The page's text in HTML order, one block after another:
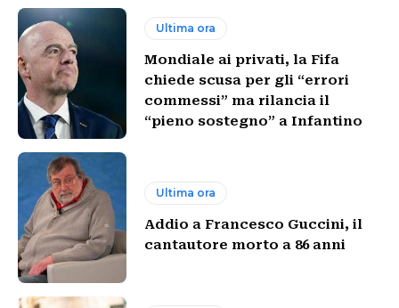
Ultima ora
Mondiale ai privati, la Fifa
chiede scusa per gli “errori
commessi” ma rilancia il
“pieno sostegno” a Infantino
Ultima ora
Addio a Francesco Guccini, il
cantautore morto a 86 anni